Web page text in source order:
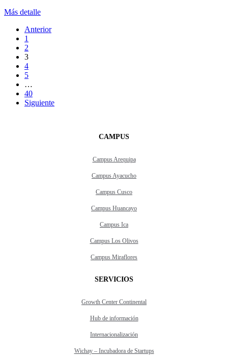
Más detalle
Anterior
1
2
3
4
5
…
40
Siguiente
CAMPUS
Campus Arequipa
Campus Ayacucho
Campus Cusco
Campus Huancayo
Campus Ica
Campus Los Olivos
Campus Miraflores
SERVICIOS
Growth Center Continental
Hub de información
Internacionalización
Wichay – Incubadora de Startups